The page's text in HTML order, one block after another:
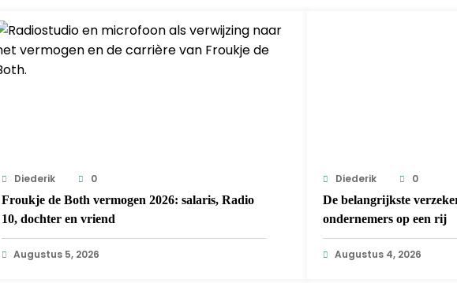
Diederik
0
Froukje de Both vermogen 2026: salaris, Radio
10, dochter en vriend
Augustus 5, 2026
Diederik
0
De belangrijkste
ondernemers op een rij
Augustus 4, 2026